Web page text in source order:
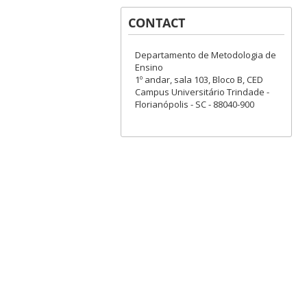
CONTACT
Departamento de Metodologia de
Ensino
1º andar, sala 103, Bloco B, CED
Campus Universitário Trindade -
Florianópolis - SC - 88040-900